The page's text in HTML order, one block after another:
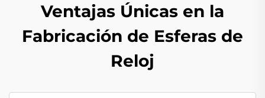
Ventajas Únicas en la
Fabricación de Esferas de
Reloj